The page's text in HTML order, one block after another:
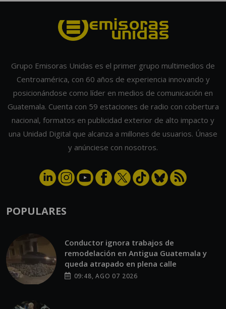
Grupo Emisoras Unidas es el primer grupo multimedios de
Centroamérica, con 60 años de experiencia innovando y
posicionándose como líder en medios de comunicación en
Guatemala. Cuenta con 59 estaciones de radio con cobertura
nacional, formatos en publicidad exterior de alto impacto y
una Unidad Digital que alcanza a millones de usuarios. Únase
y anúnciese con nosotros.
POPULARES
Conductor ignora trabajos de
remodelación en Antigua Guatemala y
queda atrapado en plena calle
09:48, AGO 07 2026